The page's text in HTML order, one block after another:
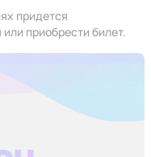
придется
приобрести билет.